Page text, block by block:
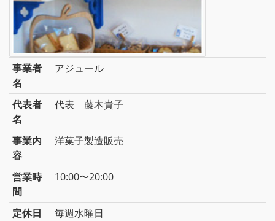
事業者
名
アジュール
代表者
名
代表 藤木貴子
事業内
容
洋菓子製造販売
営業時
間
10:00〜20:00
定休日 毎週水曜日